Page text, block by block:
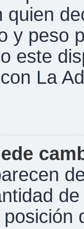
quien
y peso
este
La